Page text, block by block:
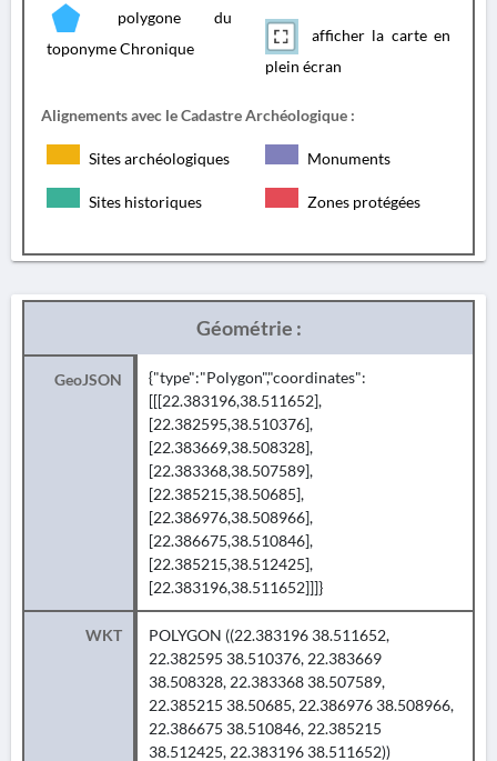
polygone du
toponyme Chronique
afficher la carte en
plein écran
Alignements avec le Cadastre Archéologique :
Sites archéologiques Monuments
Sites historiques Zones protégées
Géométrie :
GeoJSON
{"type":"Polygon","coordinates":
[[[22.383196,38.511652],
[22.382595,38.510376],
[22.383669,38.508328],
[22.383368,38.507589],
[22.385215,38.50685],
[22.386976,38.508966],
[22.386675,38.510846],
[22.385215,38.512425],
[22.383196,38.511652]]]}
WKT
POLYGON ((22.383196 38.511652,
22.382595 38.510376, 22.383669
38.508328, 22.383368 38.507589,
22.385215 38.50685, 22.386976 38.508966,
22.386675 38.510846, 22.385215
38.512425, 22.383196 38.511652))